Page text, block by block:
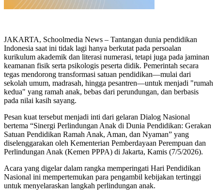
JAKARTA, Schoolmedia News – Tantangan dunia pendidikan
Indonesia saat ini tidak lagi hanya berkutat pada persoalan
kurikulum akademik dan literasi numerasi, tetapi juga pada jaminan
keamanan fisik serta psikologis peserta didik. Pemerintah secara
tegas mendorong transformasi satuan pendidikan—mulai dari
sekolah umum, madrasah, hingga pesantren—untuk menjadi "rumah
kedua" yang ramah anak, bebas dari perundungan, dan berbasis
pada nilai kasih sayang.
Pesan kuat tersebut menjadi inti dari gelaran Dialog Nasional
bertema “Sinergi Perlindungan Anak di Dunia Pendidikan: Gerakan
Satuan Pendidikan Ramah Anak, Aman, dan Nyaman” yang
diselenggarakan oleh Kementerian Pemberdayaan Perempuan dan
Perlindungan Anak (Kemen PPPA) di Jakarta, Kamis (7/5/2026).
Acara yang digelar dalam rangka memperingati Hari Pendidikan
Nasional ini mempertemukan para pengambil kebijakan tertinggi
untuk menyelaraskan langkah perlindungan anak.